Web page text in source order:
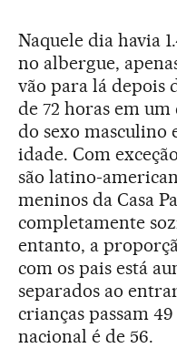
Naquele dia havia
no albergue,
vão para lá depois
de 72 horas em
do sexo masculino
idade. Com
são latino-
meninos da Casa
completamente
entanto, a
com os pais está
separados ao
crianças passam
nacional é de 56.